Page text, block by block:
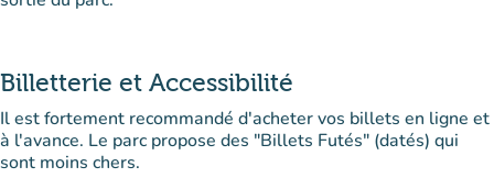
Billetterie et Accessibilité
Il est fortement recommandé d'acheter vos billets en ligne et
à l'avance. Le parc propose des "Billets Futés" (datés) qui
sont moins chers.